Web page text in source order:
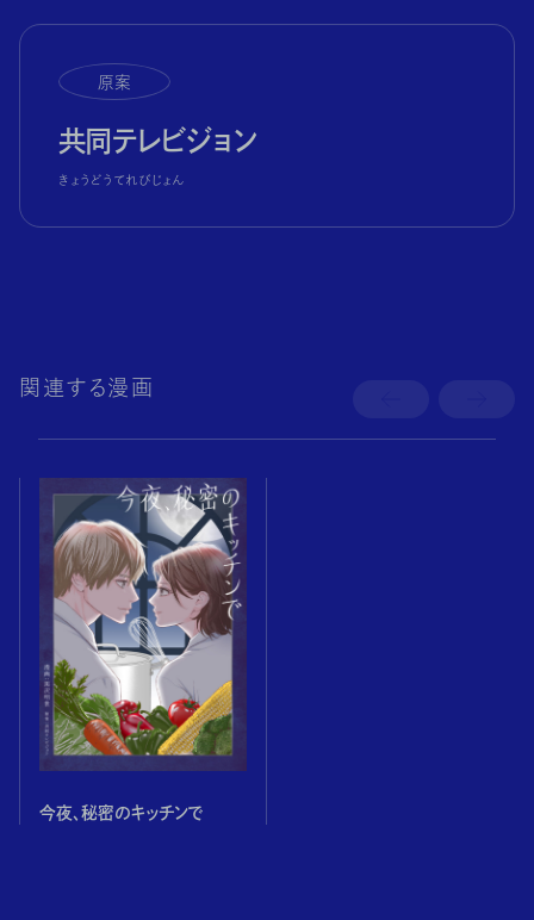
原案
共同テレビジョン
きょうどうてれびじょん
関連する漫画
今夜、秘密のキッチンで